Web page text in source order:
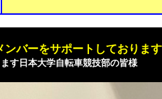
バーをサポートしておりま
す日本大学自転車競技部の皆様